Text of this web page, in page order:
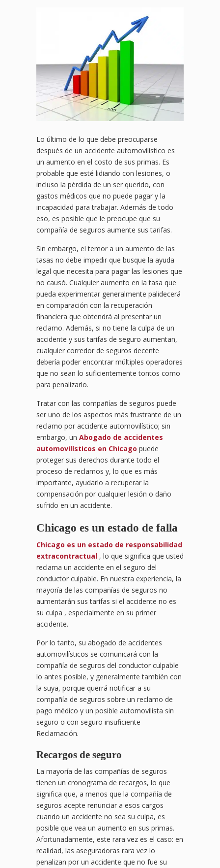
Lo último de lo que debe preocuparse
después de un accidente automovilístico es
un aumento en el costo de sus primas. Es
probable que esté lidiando con lesiones, o
incluso la pérdida de un ser querido, con
gastos médicos que no puede pagar y la
incapacidad para trabajar. Además de todo
eso, es posible que le preocupe que su
compañía de seguros aumente sus tarifas.
Sin embargo, el temor a un aumento de las
tasas no debe impedir que busque la ayuda
legal que necesita para pagar las lesiones que
no causó. Cualquier aumento en la tasa que
pueda experimentar generalmente palidecerá
en comparación con la recuperación
financiera que obtendrá al presentar un
reclamo. Además, si no tiene la culpa de un
accidente y sus tarifas de seguro aumentan,
cualquier corredor de seguros decente
debería poder encontrar múltiples operadores
que no sean lo suficientemente tontos como
para penalizarlo.
Tratar con las compañías de seguros puede
ser uno de los aspectos más frustrante de un
reclamo por accidente automovilístico; sin
embargo, un Abogado de accidentes
automovilísticos en Chicago puede
proteger sus derechos durante todo el
proceso de reclamos y, lo que es más
importante, ayudarlo a recuperar la
compensación por cualquier lesión o daño
sufrido en un accidente.
Chicago es un estado de falla
Chicago es un estado de responsabilidad
extracontractual , lo que significa que usted
reclama un accidente en el seguro del
conductor culpable. En nuestra experiencia, la
mayoría de las compañías de seguros no
aumentarán sus tarifas si el accidente no es
su culpa , especialmente en su primer
accidente.
Por lo tanto, su abogado de accidentes
automovilísticos se comunicará con la
compañía de seguros del conductor culpable
lo antes posible, y generalmente también con
la suya, porque querrá notificar a su
compañía de seguros sobre un reclamo de
pago médico y un posible automovilista sin
seguro o con seguro insuficiente
Reclamación.
Recargos de seguro
La mayoría de las compañías de seguros
tienen un cronograma de recargos, lo que
significa que, a menos que la compañía de
seguros acepte renunciar a esos cargos
cuando un accidente no sea su culpa, es
posible que vea un aumento en sus primas.
Afortunadamente, este rara vez es el caso: en
realidad, las aseguradoras rara vez lo
penalizan por un accidente que no fue su